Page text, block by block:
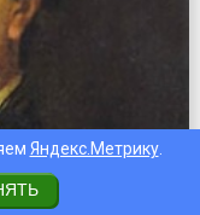
Яндекс.Метрику.